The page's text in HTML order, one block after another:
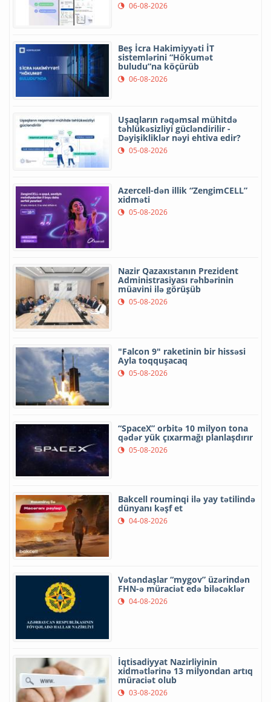
06-08-2026
Beş İcra Hakimiyyəti İT
sistemlərini “Hökumət
buludu”na köçürüb
06-08-2026
Uşaqların rəqəmsal mühitdə
təhlükəsizliyi gücləndirilir -
Dəyişikliklər nəyi ehtiva edir?
05-08-2026
Azercell-dən illik “ZengimCELL”
xidməti
05-08-2026
Nazir Qazaxıstanın Prezident
Administrasiyası rəhbərinin
müavini ilə görüşüb
05-08-2026
"Falcon 9" raketinin bir hissəsi
Ayla toqquşacaq
05-08-2026
“SpaceX” orbitə 10 milyon tona
qədər yük çıxarmağı planlaşdırır
05-08-2026
Bakcell rouminqi ilə yay tətilində
dünyanı kəşf et
04-08-2026
Vətəndaşlar “mygov” üzərindən
FHN-ə müraciət edə biləcəklər
04-08-2026
İqtisadiyyat Nazirliyinin
xidmətlərinə 13 milyondan artıq
müraciət olub
03-08-2026